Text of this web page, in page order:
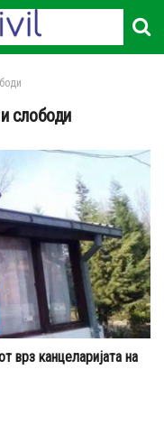
слободи
врз канцеларијата на